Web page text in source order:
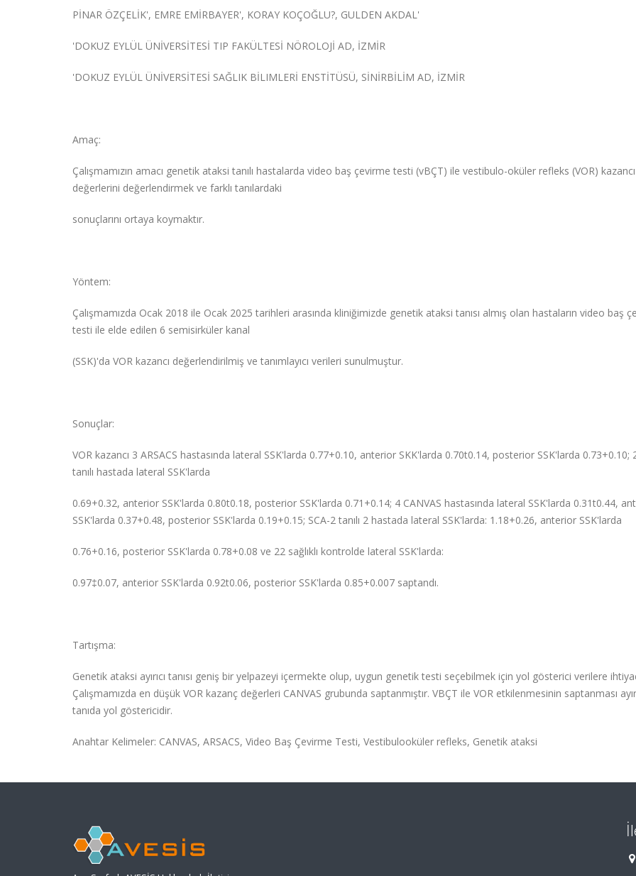
PİNAR ÖZÇELİK', EMRE EMİRBAYER', KORAY KOÇOĞLU?, GULDEN AKDAL'
'DOKUZ EYLÜL ÜNİVERSİTESİ TIP FAKÜLTESİ NÖROLOJİ AD, İZMİR
'DOKUZ EYLÜL ÜNİVERSİTESİ SAĞLIK BİLIMLERİ ENSTİTÜSÜ, SİNİRBİLİM AD, İZMİR
Amaç:
Çalışmamızın amacı genetik ataksi tanılı hastalarda video baş çevirme testi (vBÇT) ile vestibulo-oküler refleks (VOR) kazancı
değerlerini değerlendirmek ve farklı tanılardaki
sonuçlarını ortaya koymaktır.
Yöntem:
Çalışmamızda Ocak 2018 ile Ocak 2025 tarihleri arasında kliniğimizde genetik ataksi tanısı almış olan hastaların video baş
testi ile elde edilen 6 semisirküler kanal
(SSK)'da VOR kazancı değerlendirilmiş ve tanımlayıcı verileri sunulmuştur.
Sonuçlar:
VOR kazancı 3 ARSACS hastasında lateral SSK'larda 0.77+0.10, anterior SKK'larda 0.70t0.14, posterior SSK'larda 0.73+0.10;
tanılı hastada lateral SSK'larda
0.69+0.32, anterior SSK'larda 0.80t0.18, posterior SSK'larda 0.71+0.14; 4 CANVAS hastasında lateral SSK'larda 0.31t0.44,
SSK'larda 0.37+0.48, posterior SSK'larda 0.19+0.15; SCA-2 tanılı 2 hastada lateral SSK'larda: 1.18+0.26, anterior SSK'larda
0.76+0.16, posterior SSK'larda 0.78+0.08 ve 22 sağlıklı kontrolde lateral SSK'larda:
0.97‡0.07, anterior SSK'larda 0.92t0.06, posterior SSK'larda 0.85+0.007 saptandı.
Tartışma:
Genetik ataksi ayırıcı tanısı geniş bir yelpazeyi içermekte olup, uygun genetik testi seçebilmek için yol gösterici verilere
Çalışmamızda en düşük VOR kazanç değerleri CANVAS grubunda saptanmıştır. VBÇT ile VOR etkilenmesinin saptanması
tanıda yol göstericidir.
Anahtar Kelimeler: CANVAS, ARSACS, Video Baş Çevirme Testi, Vestibulooküler refleks, Genetik ataksi